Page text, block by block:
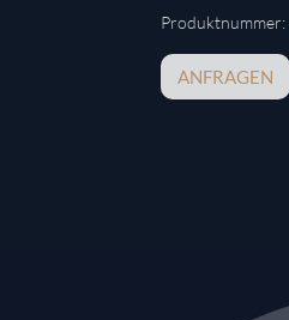
Produktnummer:
ANFRAGEN